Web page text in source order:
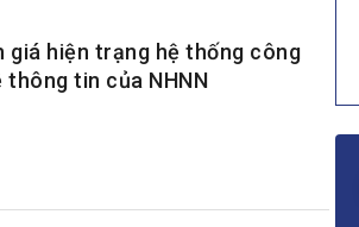
giá hiện trạng hệ thống công
thông tin của NHNN